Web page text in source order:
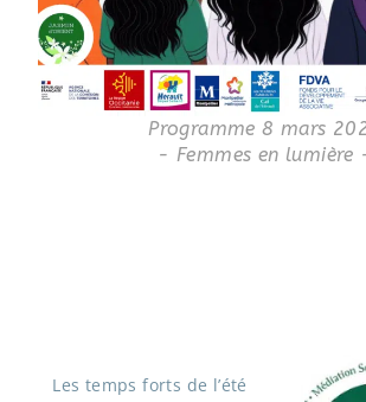
Programme 8 mars
- Femmes en lumière
Les temps forts de l’été